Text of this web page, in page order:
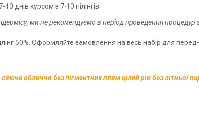
днів курсом з 7-10 пілінгів.
ми не рекомендуємо в період проведення
50%. Оформляйте замовлення на весь набір для перед-
обличчя без пігментних плям цілий рік без літньої